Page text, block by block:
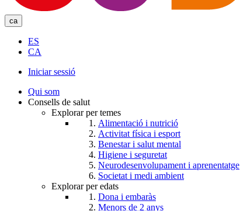
ca
ES
CA
User
account
Iniciar sessió
Qui som
Consells de salut
Explorar per temes
Alimentació i nutrició
Activitat física i esport
Benestar i salut mental
Higiene i seguretat
Neurodesenvolupament i aprenentatge
Societat i medi ambient
Explorar per edats
Dona i embaràs
Menors de 2 anys